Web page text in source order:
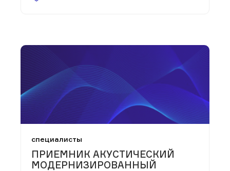
специалисты
ПРИЕМНИК АКУСТИЧЕСКИЙ
МОДЕРНИЗИРОВАННЫЙ